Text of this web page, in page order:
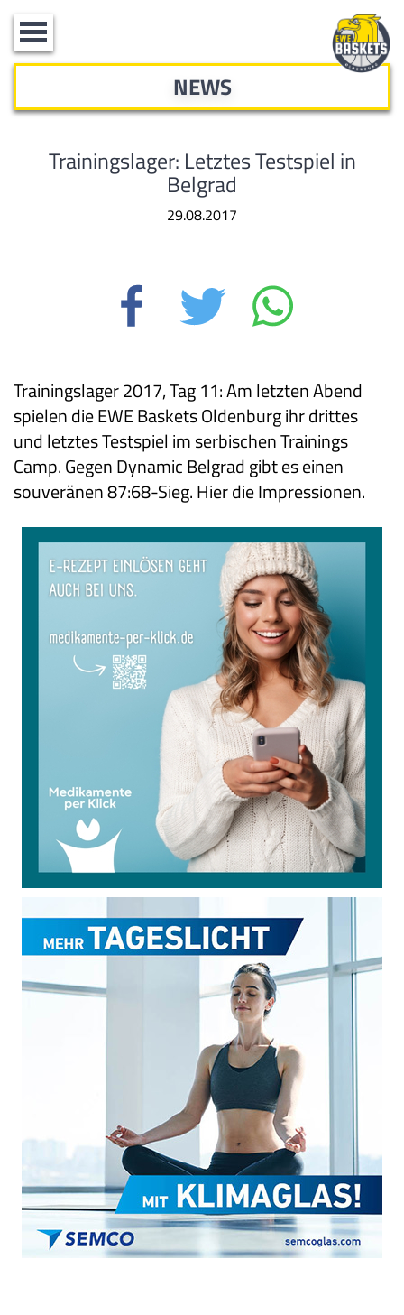
Toggle
navigation
NEWS
Trainingslager: Letztes Testspiel in
Belgrad
29.08.2017
Trainingslager 2017, Tag 11: Am letzten Abend
spielen die EWE Baskets Oldenburg ihr drittes
und letztes Testspiel im serbischen Trainings
Camp. Gegen Dynamic Belgrad gibt es einen
souveränen 87:68-Sieg. Hier die Impressionen.